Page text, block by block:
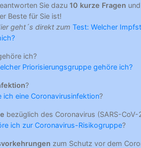
Sie dazu 10 kurze Fragen
Beste für Sie ist!
geht´s direkt zum Test: Welcher
ich?
Priorisierungsgruppe gehöre ich?
?
ich eine Coronavirusinfektion?
bezüglich des Coronavirus (SARS-CoV-
ich zur Coronavirus-Risikogruppe?
zum Schutz vor dem